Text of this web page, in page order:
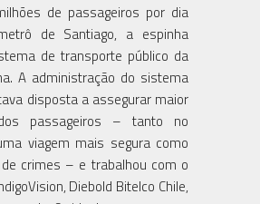
de passageiros por dia
de Santiago, a espinha
de transporte público da
A administração do sistema
disposta a assegurar maior
passageiros – tanto no
viagem mais segura como
crimes – e trabalhou com o
Diebold Bitelco Chile,